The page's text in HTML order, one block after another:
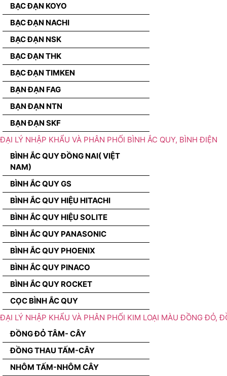
BẠC ĐẠN KOYO
BẠC ĐẠN NACHI
BẠC ĐẠN NSK
BẠC ĐẠN THK
BẠC ĐẠN TIMKEN
BẠN ĐẠN FAG
BẠN ĐẠN NTN
BẠN ĐẠN SKF
ĐẠI LÝ NHẬP KHẨU VÀ PHÂN PHỐI BÌNH ẮC QUY, BÌNH ĐIỆN
BÌNH ẮC QUY ĐỒNG NAI( VIỆT
NAM)
BÌNH ẮC QUY GS
BÌNH ẮC QUY HIỆU HITACHI
BÌNH ẮC QUY HIỆU SOLITE
BÌNH ẮC QUY PANASONIC
BÌNH ẮC QUY PHOENIX
BÌNH ẮC QUY PINACO
BÌNH ẮC QUY ROCKET
CỌC BÌNH ẮC QUY
ĐẠI LÝ NHẬP KHẨU VÀ PHÂN PHỐI KIM LOẠI MÀU ĐỒNG ĐỎ,
ĐỒNG ĐỎ TÂM- CÂY
ĐỒNG THAU TẤM-CÂY
NHÔM TẤM-NHÔM CÂY